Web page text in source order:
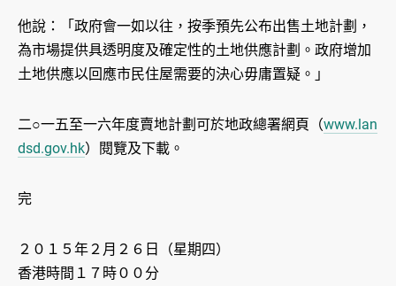
他說：「政府會一如以往，按季預先公布出售土地計劃，
為市場提供具透明度及確定性的土地供應計劃。政府增加
土地供應以回應市民住屋需要的決心毋庸置疑。」
二○一五至一六年度賣地計劃可於地政總署網頁（www.lan
dsd.gov.hk）閱覽及下載。
完
２０１５年２月２６日（星期四）
香港時間１７時００分